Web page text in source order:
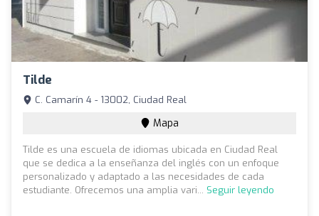
Tilde
C. Camarín 4 - 13002, Ciudad Real
Mapa
Tilde es una escuela de idiomas ubicada en Ciudad Real
que se dedica a la enseñanza del inglés con un enfoque
personalizado y adaptado a las necesidades de cada
estudiante. Ofrecemos una amplia vari... Seguir leyendo